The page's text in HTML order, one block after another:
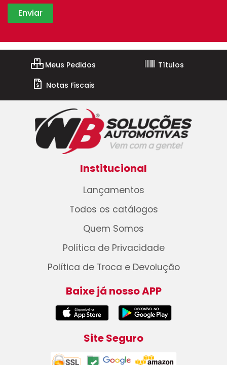
Meus Pedidos
Títulos
Notas Fiscais
Institucional
Lançamentos
Todos os catálogos
Quem Somos
Política de Privacidade
Política de Troca e Devolução
Baixe já nosso APP
Site Seguro